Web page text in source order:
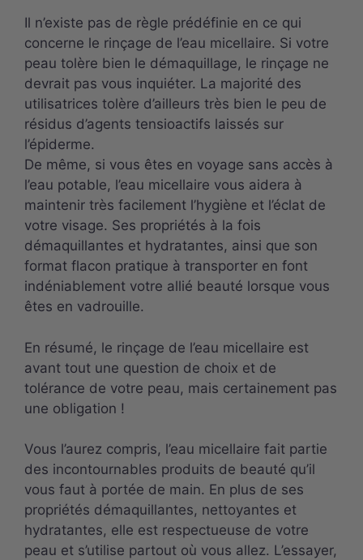
Il n’existe pas de règle prédéfinie en ce qui
concerne le rinçage de l’eau micellaire. Si votre
peau tolère bien le démaquillage, le rinçage ne
devrait pas vous inquiéter. La majorité des
utilisatrices tolère d’ailleurs très bien le peu de
résidus d’agents tensioactifs laissés sur
l’épiderme.
De même, si vous êtes en voyage sans accès à
l’eau potable, l’eau micellaire vous aidera à
maintenir très facilement l’hygiène et l’éclat de
votre visage. Ses propriétés à la fois
démaquillantes et hydratantes, ainsi que son
format flacon pratique à transporter en font
indéniablement votre allié beauté lorsque vous
êtes en vadrouille.
En résumé, le rinçage de l’eau micellaire est
avant tout une question de choix et de
tolérance de votre peau, mais certainement pas
une obligation !
Vous l’aurez compris, l’eau micellaire fait partie
des incontournables produits de beauté qu’il
vous faut à portée de main. En plus de ses
propriétés démaquillantes, nettoyantes et
hydratantes, elle est respectueuse de votre
peau et s’utilise partout où vous allez. L’essayer,